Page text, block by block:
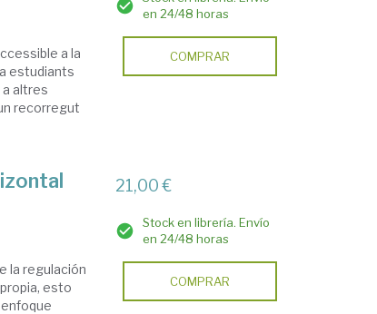
a la
estudiants
a altres
recorregut
en 24/48 horas
COMPRAR
la regulación
esto
enfoque
21,00 €
Stock en librería. Envío
en 24/48 horas
COMPRAR